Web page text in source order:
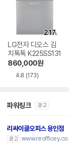
LG전자 디오스 김
치톡톡 K225SS131
860,000원
4.8 (173)
파워링크 광고
리싸이클오피스 용인점
광고